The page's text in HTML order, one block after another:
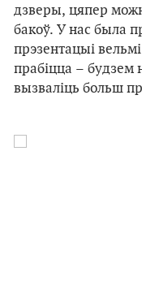
дзверы, цяпер
бакоў. У нас была
прэзентацыі
прабіцца – будзем
вызваліць больш